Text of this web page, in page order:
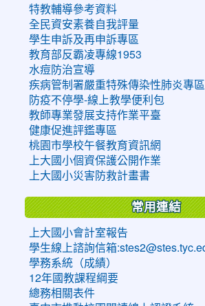
特教輔導參考資料
全民資安素養自我評量
學生申訴及再申訴專區
教育部反霸凌專線1953
水痘防治宣導
疾病管制署嚴重特殊傳染性肺炎專區
防疫不停學-線上教學便利包
教師專業發展支持作業平臺
健康促進評鑑專區
桃園市學校午餐教育資訊網
上大國小個資保護公開作業
上大國小災害防救計畫書
常用連結
上大國小會計室報告
學生線上諮詢信箱
學務系統（成績）
12年國教課程綱要
總務相關表件